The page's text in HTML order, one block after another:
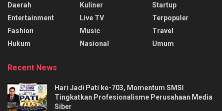
Daerah
Entertainment
Fashion
Hukum
Kuliner
Live TV
Music
Nasional
Startup
Terpopuler
Travel
Umum
Recent News
Hari Jadi Pati ke-703, Momentum SMSI
Tingkatkan Profesionalisme Perusahaan Media
Siber